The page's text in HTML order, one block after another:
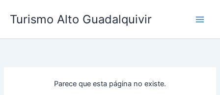
Turismo Alto Guadalquivir
Parece que esta página no existe.